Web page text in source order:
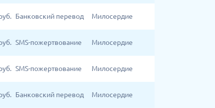
Банковский перевод Милосердие
SMS-пожертвование Милосердие
SMS-пожертвование Милосердие
Банковский перевод Милосердие